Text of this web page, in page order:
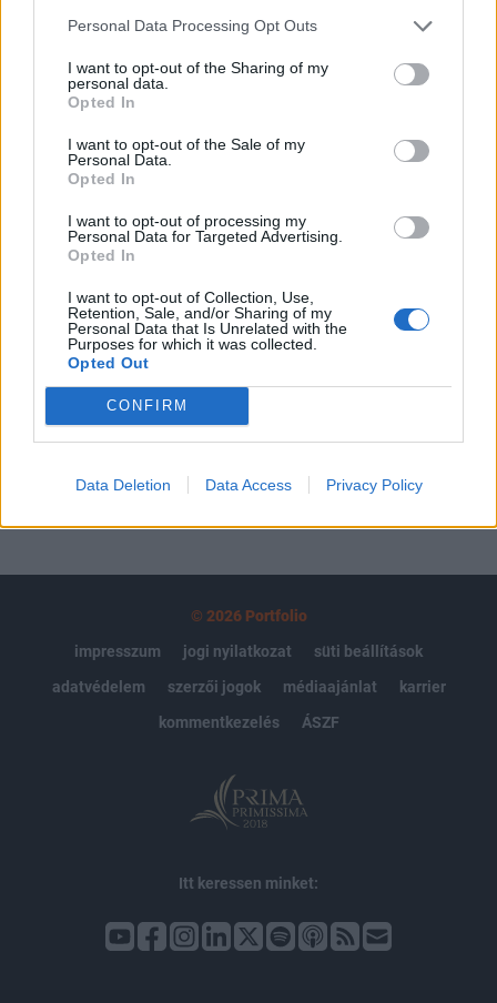
Personal Data Processing Opt Outs
I want to opt-out of the Sharing of my
personal data.
Opted In
I want to opt-out of the Sale of my
Personal Data.
Opted In
I want to opt-out of processing my
Personal Data for Targeted Advertising.
Opted In
I want to opt-out of Collection, Use,
Retention, Sale, and/or Sharing of my
Personal Data that Is Unrelated with the
Purposes for which it was collected.
Opted Out
CONFIRM
Data Deletion Data Access Privacy Policy
KEDVES OLVASÓNK!
tartozik, melynek olvasása előfizetéses
regisztrációhoz kötött.
Az előfizetés a következőket tartalmazza:
Portfolio.hu teljes cikkarchívum
kötéslistái
MÁR ELŐFIZETŐNK VAGY?BEJELENTKEZÉS
© 2026 Portfolio
impresszum
jogi nyilatkozat
süti beállítások
adatvédelem
szerzői jogok médiaajánlat
karrier
kommentkezelés
ÁSZF
Itt keressen minket: